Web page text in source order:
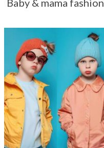
Baby & mama fashion